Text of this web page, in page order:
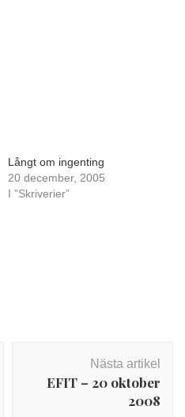
Långt om ingenting
20 december, 2005
I ”Skriverier”
Nästa artikel
EFIT – 20 oktober
2008